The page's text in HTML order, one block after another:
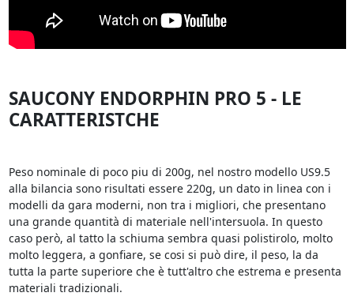
SAUCONY ENDORPHIN PRO 5 - LE
CARATTERISTCHE
Peso nominale di poco piu di 200g, nel nostro modello US9.5
alla bilancia sono risultati essere 220g, un dato in linea con i
modelli da gara moderni, non tra i migliori, che presentano
una grande quantità di materiale nell'intersuola. In questo
caso però, al tatto la schiuma sembra quasi polistirolo, molto
molto leggera, a gonfiare, se cosi si può dire, il peso, la da
tutta la parte superiore che è tutt'altro che estrema e presenta
materiali tradizionali.